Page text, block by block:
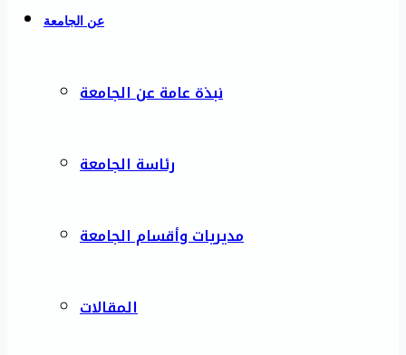
عن الجامعة
نبذة عامة عن الجامعة
رئاسة الجامعة
مديريات وأقسام الجامعة
المقالات